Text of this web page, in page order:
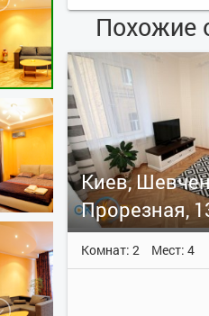
Похожие
Киев,
Прорезная,
Комнат: 2 Мест: 4